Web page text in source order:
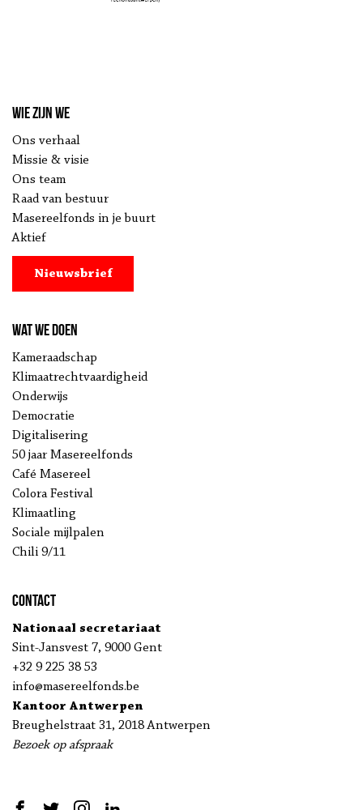
Wie zijn we
Ons verhaal
Missie & visie
Ons team
Raad van bestuur
Masereelfonds in je buurt
Aktief
Nieuwsbrief
Wat we doen
Kameraadschap
Klimaatrechtvaardigheid
Onderwijs
Democratie
Digitalisering
50 jaar Masereelfonds
Café Masereel
Colora Festival
Klimaatling
Sociale mijlpalen
Chili 9/11
Contact
Nationaal secretariaat
Sint-Jansvest 7, 9000 Gent
+32 9 225 38 53
info@masereelfonds.be
Kantoor Antwerpen
Breughelstraat 31, 2018 Antwerpen
Bezoek op afspraak